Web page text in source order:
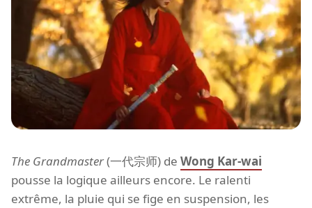
The Grandmaster(一代宗师) de Wong Kar-wai
pousse la logique ailleurs encore. Le ralenti
extrême, la pluie qui se fige en suspension, les